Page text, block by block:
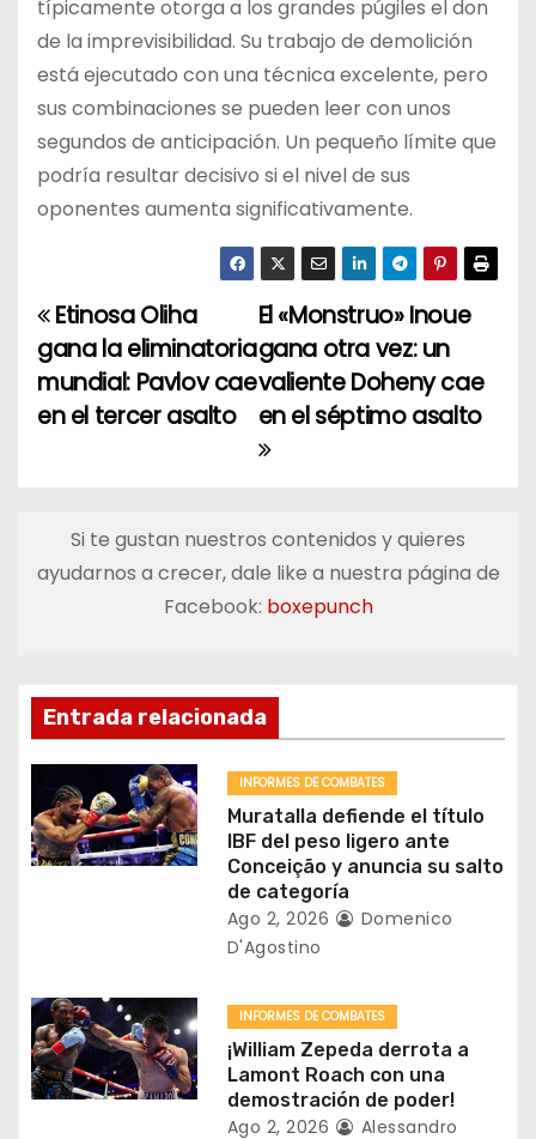
típicamente otorga a los grandes púgiles el don
de la imprevisibilidad. Su trabajo de demolición
está ejecutado con una técnica excelente, pero
sus combinaciones se pueden leer con unos
segundos de anticipación. Un pequeño límite que
podría resultar decisivo si el nivel de sus
oponentes aumenta significativamente.
N
a
v
a
ó
n
d
e
t
r
El «Monstruo» Inoue
gana otra vez: un
valiente Doheny cae
en el séptimo asalto
Etinosa Oliha
gana la eliminatoria
mundial: Pavlov cae
en el tercer asalto
Si te gustan nuestros contenidos y quieres
ayudarnos a crecer, dale like a nuestra página de
Facebook: boxepunch
Entrada relacionada
INFORMES DE COMBATES
Muratalla defiende el título
IBF del peso ligero ante
Conceição y anuncia su salto
de categoría
Ago 2, 2026
Domenico
D'Agostino
INFORMES DE COMBATES
¡William Zepeda derrota a
Lamont Roach con una
demostración de poder!
Ago 2, 2026
Alessandro